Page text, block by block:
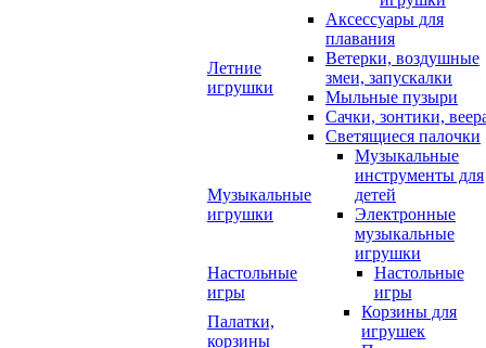
Летние
игрушки
Аксессуары для
плавания
Ветерки, воздушные
змеи, запускалки
Мыльные пузыри
Сачки, зонтики,
Светящиеся палочки
Музыкальные
игрушки
Музыкальные
инструменты для
детей
Электронные
музыкальные
игрушки
Настольные
игры
Настольные
игры
Палатки,
корзины
Корзины для
игрушек